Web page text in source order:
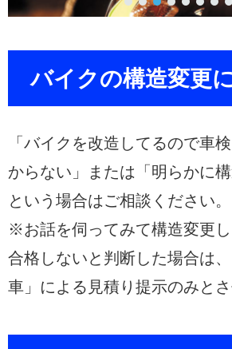
バイクの構造変更
「バイクを改造してるので車
からない」または「明らかに構
という場合はご相談ください。
※お話を伺ってみて構造変更
合格しないと判断した場合は
車」による見積り提示のみとさ